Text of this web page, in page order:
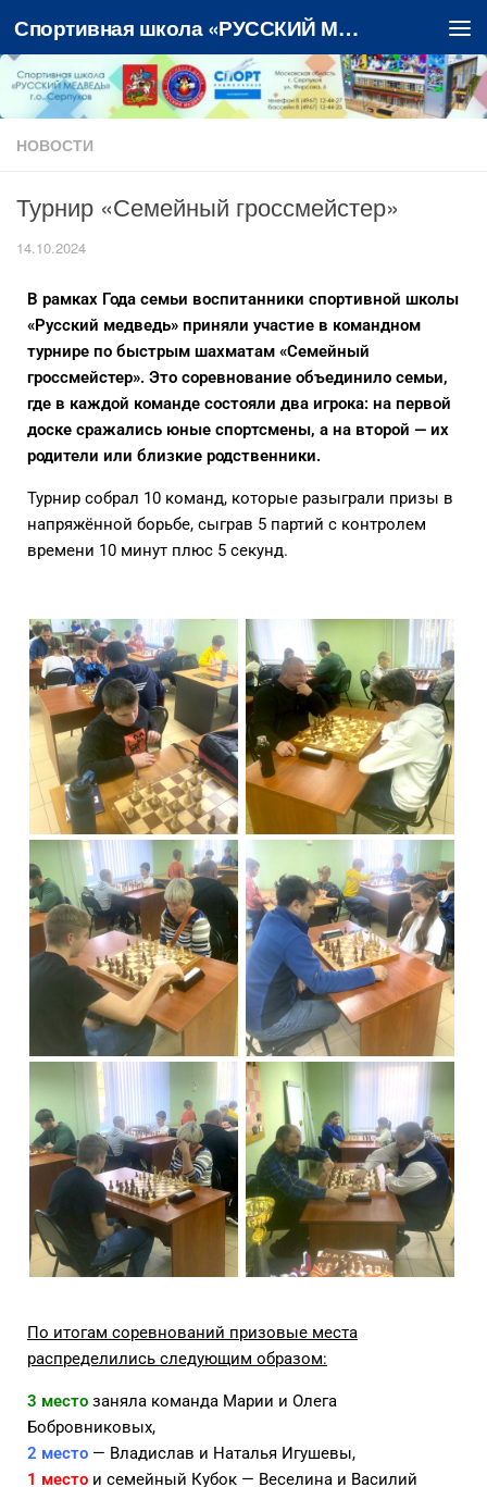
Перейти к содержимому Спортивная школа «РУССКИЙ МЕДВЕДЬ»
НОВОСТИ
Турнир «Семейный гроссмейстер»
14.10.2024
В рамках Года семьи воспитанники спортивной школы
«Русский медведь» приняли участие в командном
турнире по быстрым шахматам «Семейный
гроссмейстер». Это соревнование объединило семьи,
где в каждой команде состояли два игрока: на первой
доске сражались юные спортсмены, а на второй — их
родители или близкие родственники.
Турнир собрал 10 команд, которые разыграли призы в
напряжённой борьбе, сыграв 5 партий с контролем
времени 10 минут плюс 5 секунд.
По итогам соревнований призовые места
распределились следующим образом:
3 место заняла команда Марии и Олега
Бобровниковых,
2 место — Владислав и Наталья Игушевы,
1 место и семейный Кубок — Веселина и Василий